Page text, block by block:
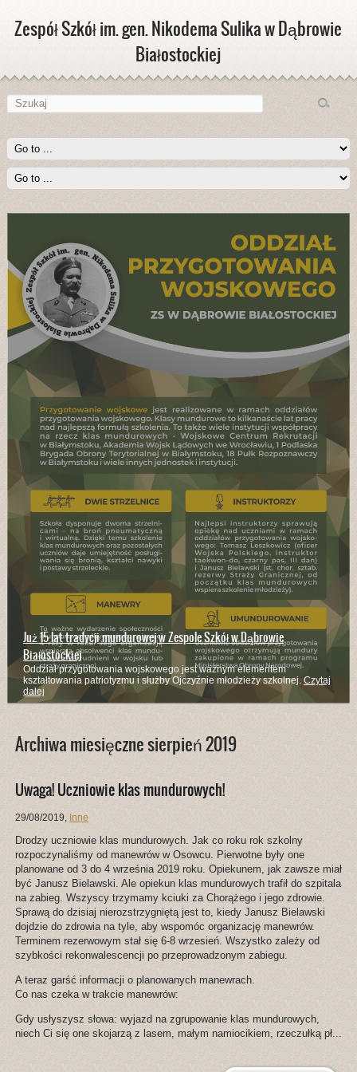
Zespół Szkół im. gen. Nikodema Sulika w Dąbrowie
Białostockiej
Już 15 lat tradycji mundurowej w Zespole Szkół w Dąbrowie
Białostockiej
Oddział przygotowania wojskowego jest ważnym elementem
kształtowania patriotyzmu i służby Ojczyźnie młodzieży szkolnej. Czytaj
dalej
Archiwa miesięczne sierpień 2019
Uwaga! Uczniowie klas mundurowych!
29/08/2019, Inne
Drodzy uczniowie klas mundurowych. Jak co roku rok szkolny
rozpoczynaliśmy od manewrów w Osowcu. Pierwotne były one
planowane od 3 do 4 września 2019 roku. Opiekunem, jak zawsze miał
być Janusz Bielawski. Ale opiekun klas mundurowych trafił do szpitala
na zabieg. Wszyscy trzymamy kciuki za Chorążego i jego zdrowie.
Sprawą do dzisiaj nierozstrzygniętą jest to, kiedy Janusz Bielawski
dojdzie do zdrowia na tyle, aby wspomóc organizację manewrów.
Terminem rezerwowym stał się 6-8 wrzesień. Wszystko zależy od
szybkości rekonwalescencji po przeprowadzonym zabiegu.
A teraz garść informacji o planowanych manewrach.
Co nas czeka w trakcie manewrów:
Gdy usłyszysz słowa: wyjazd na zgrupowanie klas mundurowych,
niech Ci się one skojarzą z lasem, małym namiocikiem, rzeczułką pł...